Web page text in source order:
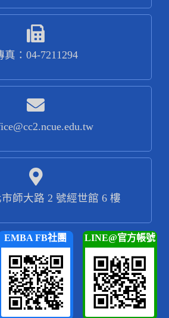
真：04-7211294
市師大路 2 號經世館 6 樓
EMBA FB社團 LINE@官方帳號